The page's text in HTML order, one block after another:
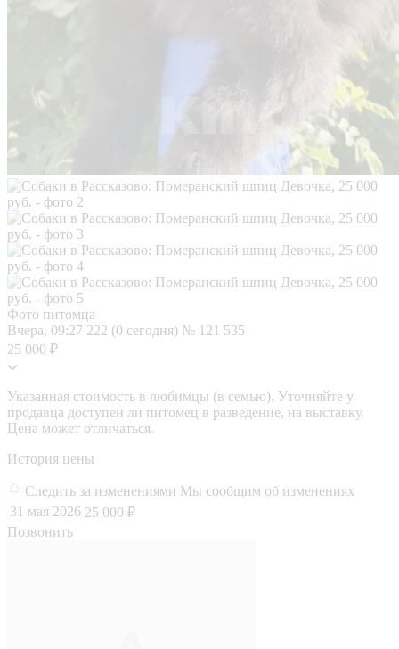
Фото питомца
Вчера, 09:27 222 (0 сегодня) № 121 535
25 000 ₽
Указанная стоимость в любимцы (в семью). Уточняйте у
продавца доступен ли питомец в разведение, на выставку.
Цена может отличаться.
История цены
Следить за изменениями Мы сообщим об изменениях
31 мая 2026 25 000 ₽
Позвонить